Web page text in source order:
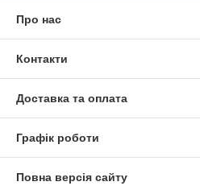
Про нас
Контакти
Доставка та оплата
Графік роботи
Повна версія сайту